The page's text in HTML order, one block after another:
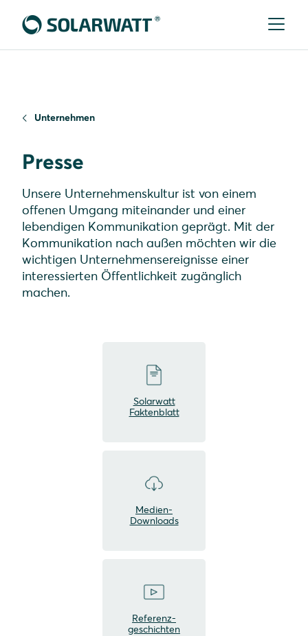
Unternehmen
Presse
Unsere Unternehmenskultur ist von einem
offenen Umgang miteinander und einer
lebendigen Kommunikation geprägt. Mit der
Kommunikation nach außen möchten wir die
wichtigen Unternehmensereignisse einer
interessierten Öffentlichkeit zugänglich
machen.
Solarwatt
Faktenblatt
Medien-
Downloads
Referenz-
geschichten